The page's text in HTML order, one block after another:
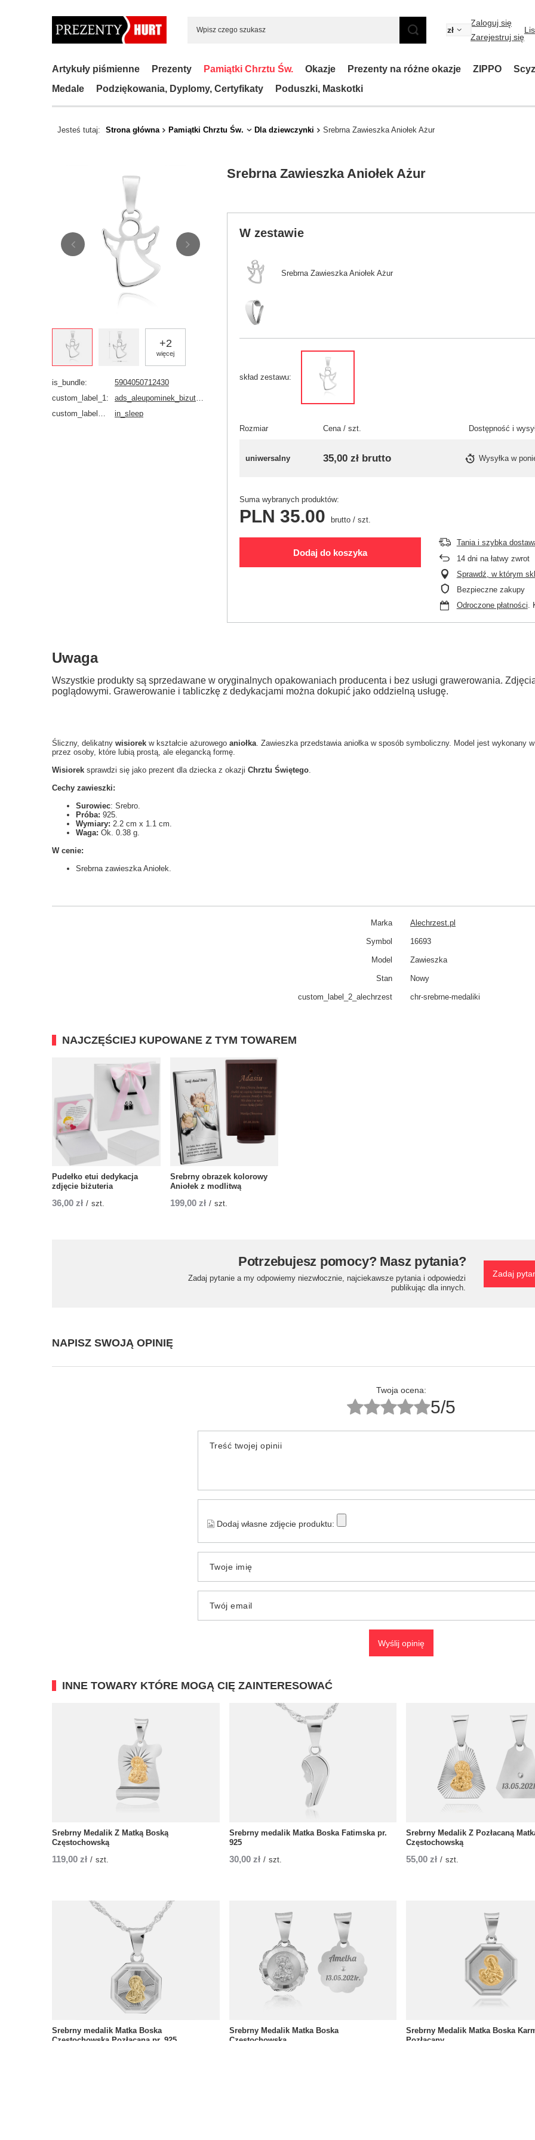
zł
Zaloguj się
Zarejestruj się
Artykuły piśmienne Prezenty Pamiątki Chrztu Św. Okazje Prezenty na różne okazje ZIPPO
Medale
Podziękowania, Dyplomy, Certyfikaty Poduszki, Maskotki
Jesteś tutaj: Strona główna Pamiątki Chrztu Św. Dla dziewczynki Srebrna Zawieszka Aniołek Ażur
+2
więcej
Srebrna Zawieszka Aniołek Ażur
W zestawie
Srebrna Zawieszka Aniołek Ażur
skład zestawu
Rozmiar Cena / szt. Dostępność i
uniwersalny 35,00 złbrutto Wysyłka w
Suma wybranych produktów:
PLN 35.00 brutto/ szt.
Dodaj do koszyka
Tania i szybka
14dni na łatwy zwrot
Sprawdź, w którym
Bezpieczne zakupy
Odroczone płatności.
is_bundle
5904050712430
custom_label_1
ads_aleupominek_bizuteria_srebrna
custom_label_4_alechrzest
in_sleep
Uwaga
Wszystkie produkty są sprzedawane w oryginalnych opakowaniach producenta i bez usługi grawerowania.
poglądowymi. Grawerowanie i tabliczkę z dedykacjami można dokupić jako oddzielną usługę.
Śliczny, delikatny wisiorek w kształcie ażurowego aniołka. Zawieszka przedstawia aniołka w sposób symboliczny. Model jest
przez osoby, które lubią prostą, ale elegancką formę.
Wisiorek sprawdzi się jako prezent dla dziecka z okazji Chrztu Świętego.
Cechy zawieszki:
Surowiec: Srebro.
Próba: 925.
Wymiary: 2.2 cm x 1.1 cm.
Waga: Ok. 0.38 g.
W cenie:
Srebrna zawieszka Aniołek.
Marka Alechrzest.pl
Symbol 16693
Model Zawieszka
Stan Nowy
custom_​label_​2_alechrzest chr-srebrne-medaliki
NAJCZĘŚCIEJ KUPOWANE Z TYM TOWAREM
Pudełko etui dedykacja
zdjęcie biżuteria
36,00 zł / szt.
Srebrny obrazek kolorowy
Aniołek z modlitwą
199,00 zł / szt.
Potrzebujesz pomocy? Masz pytania?
Zadaj pytanie a my odpowiemy niezwłocznie, najciekawsze pytania i odpowiedzi
publikując dla innych.
Zadaj
NAPISZ SWOJĄ OPINIĘ
Twoja ocena:
5/5
Treść twojej opinii
Dodaj własne zdjęcie produktu:
Twoje imię
Twój email
Wyślij opinię
INNE TOWARY KTÓRE MOGĄ CIĘ ZAINTERESOWAĆ
Srebrny Medalik Z Matką Boską
Częstochowską
119,00 zł / szt.
Srebrny medalik Matka Boska Fatimska pr.
925
30,00 zł / szt.
Srebrny Medalik Z Pozłacaną
Częstochowską
55,00 zł / szt.
Srebrny medalik Matka Boska
Częstochowska Pozłacana pr. 925
Srebrny Medalik Matka Boska
Częstochowska
Srebrny Medalik Matka Boska
Pozłacany